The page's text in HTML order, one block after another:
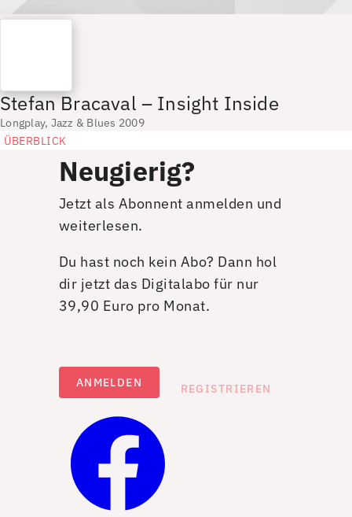
Stefan Bracaval – Insight Inside
Longplay, Jazz & Blues 2009
ÜBERBLICK
Neugierig?
Jetzt als Abonnent anmelden und
weiterlesen.
Du hast noch kein Abo? Dann hol
dir jetzt das Digitalabo für nur
39,90 Euro pro Monat.
ANMELDEN REGISTRIEREN